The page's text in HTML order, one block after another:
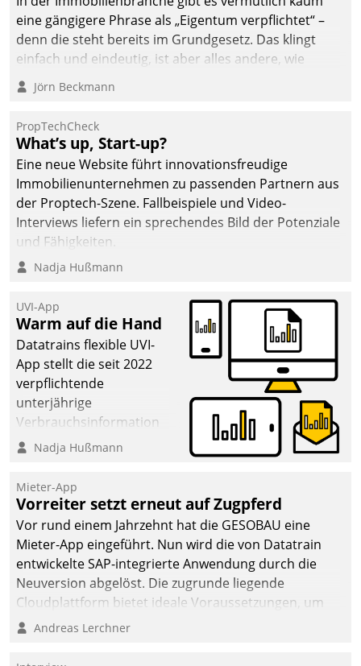
eine gängigere Phrase als „Eigentum verpflichtet“ –
denn die steht bereits im Grundgesetz. Das klingt
einfach und eindeutig, ist aber alles andere, wie
Branchenbeschäftigte wissen. Denn mit der
Verantwortung folgen Verpflichtungen.
Jörn Beckmann
PropTechCheck
What’s up, Start-up?
Eine neue Website führt innovationsfreudige
Immobilienunternehmen zu passenden Partnern aus
der Proptech-Szene. Fallbeispiele und Video-
Interviews liefern ein sprechendes Bild der Potenziale
und Fähigkeiten.
Nadja Hußmann
UVI-App
Warm auf die Hand
Datatrains flexible UVI-
App stellt die seit 2022
verpflichtende
unterjährige
Verbrauchsinformation
schnell, zuverlässig und
Die monatlichen
Mitteilungen zum
Heizungs- und
Wasserverbrauch gehen
automatisiert, vollständig
und auf Wunsch über
mehrere zuvor
Kommunikationswege bei
Nadja Hußmann
Mieter-App
Vorreiter setzt erneut auf Zugpferd
Vor rund einem Jahrzehnt hat die GESOBAU eine
Mieter-App eingeführt. Nun wird die von Datatrain
entwickelte SAP-integrierte Anwendung durch die
Neuversion abgelöst. Die zugrunde liegende
Cloudplattform bietet ideale Voraussetzungen, um
die Funktionalität der App zu erweitern und weitere
integrieren.
Andreas Lerchner